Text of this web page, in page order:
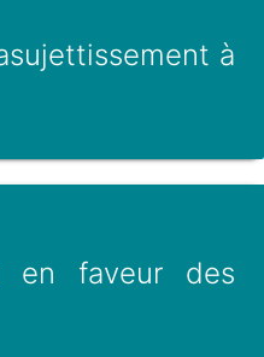
à
en faveur des